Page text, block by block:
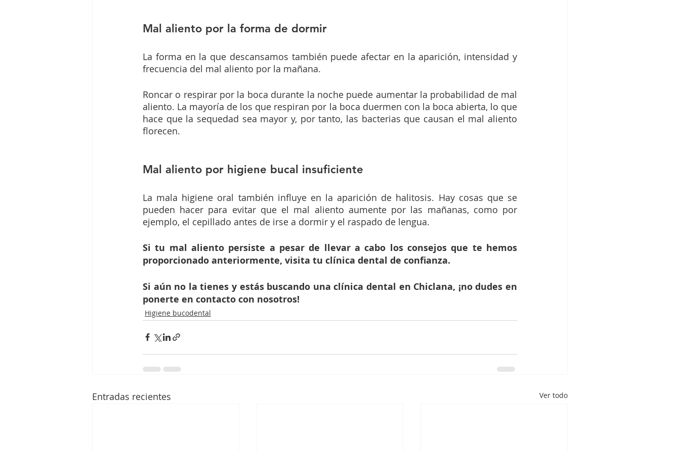
Mal aliento por la forma de dormir
La forma en la que descansamos también puede afectar en la aparición, intensidad y
frecuencia del mal aliento por la mañana.
Roncar o respirar por la boca durante la noche puede aumentar la probabilidad de mal
aliento. La mayoría de los que respiran por la boca duermen con la boca abierta, lo que
hace que la sequedad sea mayor y, por tanto, las bacterias que causan el mal aliento
florecen.
Mal aliento por higiene bucal insuficiente
La mala higiene oral también influye en la aparición de halitosis. Hay cosas que se
pueden hacer para evitar que el mal aliento aumente por las mañanas, como por
ejemplo, el cepillado antes de irse a dormir y el raspado de lengua.
Si tu mal aliento persiste a pesar de llevar a cabo los consejos que te hemos
proporcionado anteriormente, visita tu clínica dental de confianza.
Si aún no la tienes y estás buscando una clínica dental en Chiclana, ¡no dudes en
ponerte en contacto con nosotros!
Higiene bucodental
Entradas recientes Ver todo